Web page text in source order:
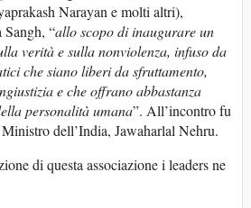
Narayan e molti altri),
Sangh, “allo scopo di inaugurare un
verità e sulla nonviolenza, infuso da
che siano liberi da sfruttamento,
e che offrano abbastanza
personalità umana”. All’incontro fu
dell’India, Jawaharlal Nehru.
di questa associazione i leaders ne